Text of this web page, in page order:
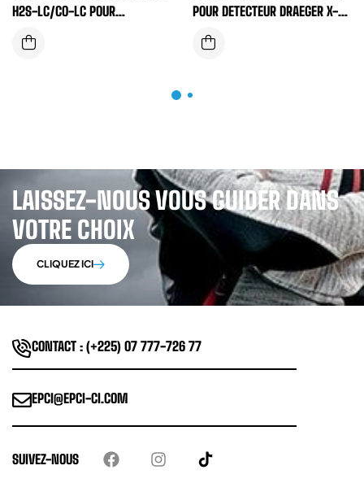
H2S-LC/CO-LC POUR
POUR DETECTEUR DRAEGER X-
LAISSEZ-NOUS VOUS GUIDER DANS
VOTRE CHOIX
CLIQUEZ ICI
CONTACT : (+225) 07 777-726 77
EPCI@EPCI-CI.COM
SUIVEZ-NOUS